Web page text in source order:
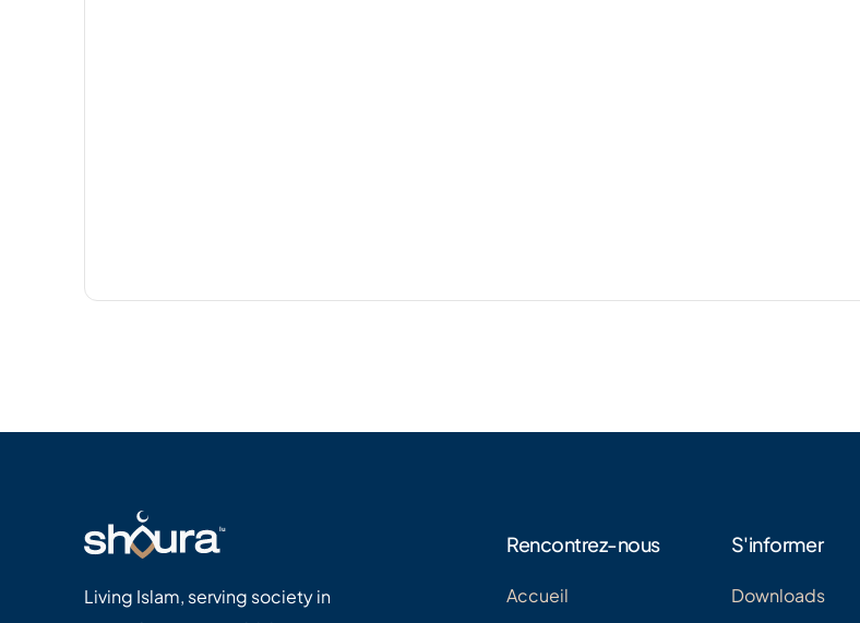
Living Islam, serving society in
Rencontrez-nous
Accueil
S'informer
Downloads